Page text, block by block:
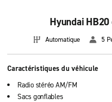
Hyundai
Automatique 5
Caractéristiques du véhicule
Radio stéréo AM/FM
Sacs gonflables